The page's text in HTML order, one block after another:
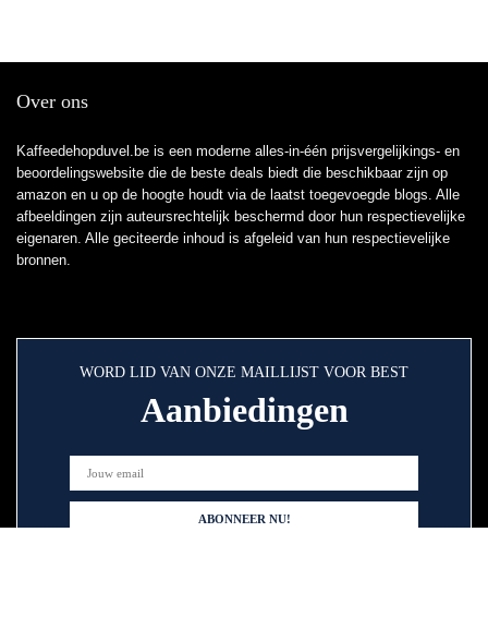
Over ons
Kaffeedehopduvel.be is een moderne alles-in-één prijsvergelijkings- en
beoordelingswebsite die de beste deals biedt die beschikbaar zijn op
amazon en u op de hoogte houdt via de laatst toegevoegde blogs. Alle
afbeeldingen zijn auteursrechtelijk beschermd door hun respectievelijke
eigenaren. Alle geciteerde inhoud is afgeleid van hun respectievelijke
bronnen.
WORD LID VAN ONZE MAILLIJST VOOR BEST
Aanbiedingen